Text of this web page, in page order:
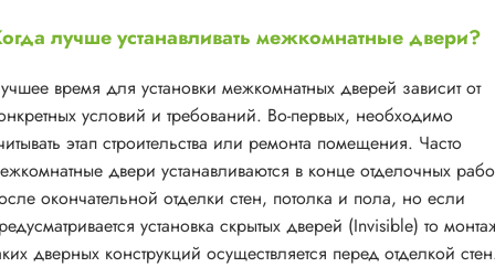
лучше устанавливать межкомнатные двери?
время для установки межкомнатных дверей зависит от
условий и требований. Во-первых, необходимо
этап строительства или ремонта помещения. Часто
двери устанавливаются в конце отделочных
окончательной отделки стен, потолка и пола, но если
установка скрытых дверей (Invisible) то
дверных конструкций осуществляется перед отделкой